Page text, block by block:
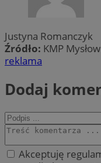
Justyna Romanczyk
Źródło: KMP
reklama
Dodaj
Akceptuję